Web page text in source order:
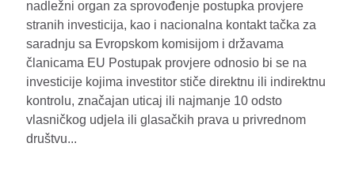
nadležni organ za sprovođenje postupka provjere
stranih investicija, kao i nacionalna kontakt tačka za
saradnju sa Evropskom komisijom i državama
članicama EU Postupak provjere odnosio bi se na
investicije kojima investitor stiče direktnu ili indirektnu
kontrolu, značajan uticaj ili najmanje 10 odsto
vlasničkog udjela ili glasačkih prava u privrednom
društvu...